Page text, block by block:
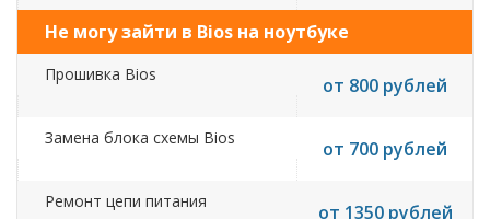
Не могу зайти в Bios на ноутбуке
Прошивка Bios от 800 рублей
Замена блока схемы Bios от 700 рублей
Ремонт цепи питания от 1350 рублей